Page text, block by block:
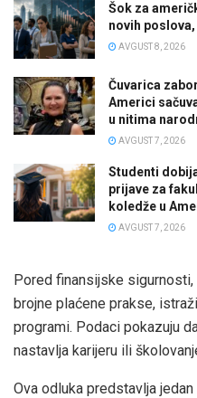
Šok za
novih
AVGUST 8, 2026
Čuvarica
Americi
u nitima
AVGUST 7, 2026
Studenti
prijave za
koledže u
AVGUST 7, 2026
Pored finansijske
brojne plaćene prakse,
programi. Podaci pokazuju
nastavlja karijeru ili
Ova odluka predstavlja